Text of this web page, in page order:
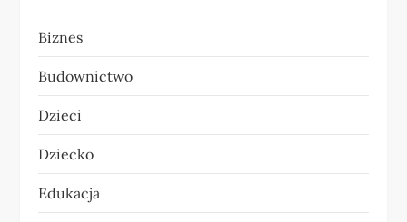
c
j
a
w
p
Biznes
Budownictwo
Dzieci
Dziecko
Edukacja